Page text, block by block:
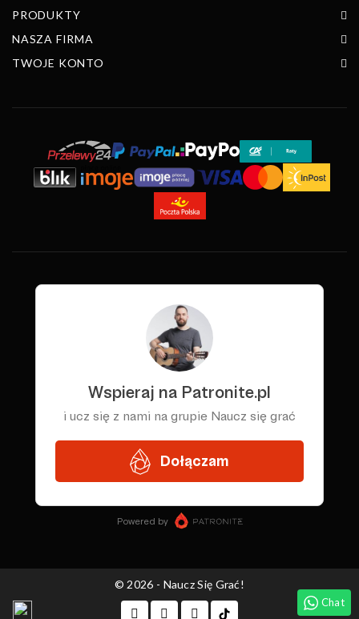
PRODUKTY
NASZA FIRMA
TWOJE KONTO
© 2026 - Naucz Się Grać!
Chat